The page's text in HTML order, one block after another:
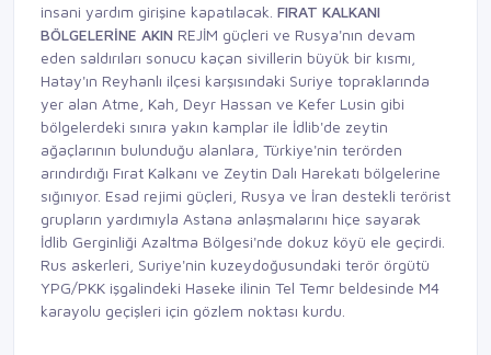
insani yardım girişine kapatılacak. FIRAT KALKANI
BÖLGELERİNE AKIN REJİM güçleri ve Rusya'nın devam
eden saldırıları sonucu kaçan sivillerin büyük bir kısmı,
Hatay'ın Reyhanlı ilçesi karşısındaki Suriye topraklarında
yer alan Atme, Kah, Deyr Hassan ve Kefer Lusin gibi
bölgelerdeki sınıra yakın kamplar ile İdlib'de zeytin
ağaçlarının bulunduğu alanlara, Türkiye'nin terörden
arındırdığı Fırat Kalkanı ve Zeytin Dalı Harekatı bölgelerine
sığınıyor. Esad rejimi güçleri, Rusya ve İran destekli terörist
grupların yardımıyla Astana anlaşmalarını hiçe sayarak
İdlib Gerginliği Azaltma Bölgesi'nde dokuz köyü ele geçirdi.
Rus askerleri, Suriye'nin kuzeydoğusundaki terör örgütü
YPG/PKK işgalindeki Haseke ilinin Tel Temr beldesinde M4
karayolu geçişleri için gözlem noktası kurdu.